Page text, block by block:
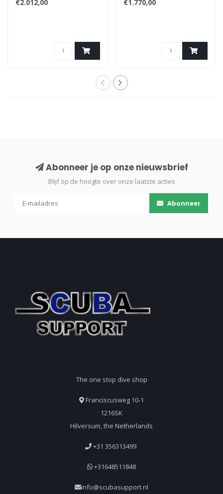
€2.012,00 €1.770,00
Abonneer je op onze nieuwsbrief
Blijf op de hoogte over onze laatste acties
Abonneer
The one stop dive shop
Franciscusweg 10-1
1216SK
Hilversum, the Netherlands
+31 356313499
+31648511848
info@scubasupport.nl